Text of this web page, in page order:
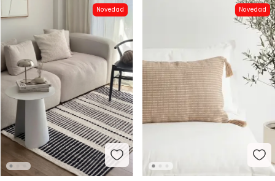
Novedad Novedad